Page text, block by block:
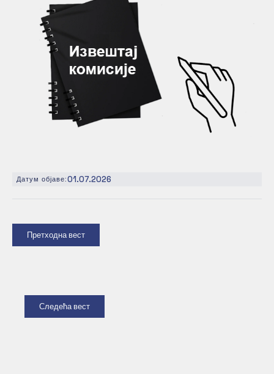
Датум објаве:01.07.2026
Претходна вест
Следећа вест